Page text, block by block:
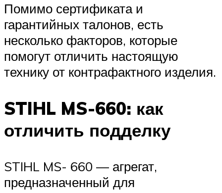
Помимо сертификата и
гарантийных талонов, есть
несколько факторов, которые
помогут отличить настоящую
технику от контрафактного изделия.
STIHL MS-660: как
отличить подделку
STIHL MS- 660 — агрегат,
предназначенный для